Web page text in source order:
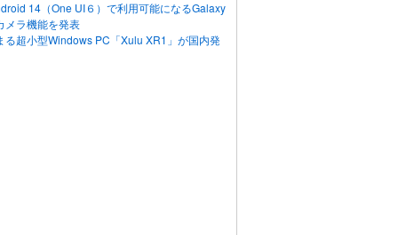
14（One UI６）で利用可能になるGalaxy
メラ機能を発表
る超小型Windows PC「Xulu XR1」が国内発